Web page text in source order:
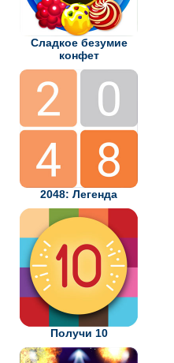
Сладкое безумие
конфет
2048: Легенда
Получи 10